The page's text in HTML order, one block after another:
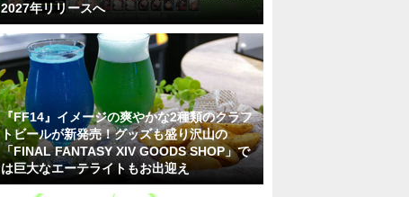
2027年リリースへ
『FF14』イメージの爽やかな2種類のクラフ
トビールが新発売！グッズも盛り沢山の
「FINAL FANTASY XIV GOODS SHOP」で
は巨大なエーテライトもお出迎え